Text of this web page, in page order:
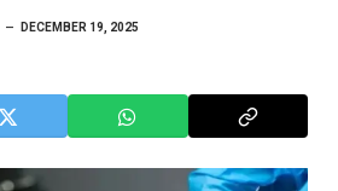
DECEMBER 19, 2025